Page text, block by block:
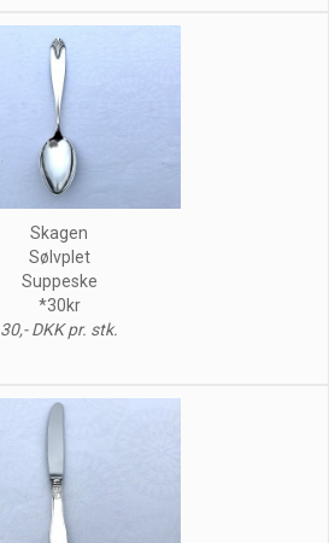
Skagen
Sølvplet
Suppeske
*30kr
30,- DKK pr. stk.